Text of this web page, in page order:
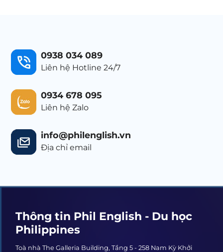
0938 034 089
Liên hệ Hotline 24/7
0934 678 095
Liên hệ Zalo
info@philenglish.vn
Địa chỉ email
Thông tin Phil English - Du học
Philippines
Toà nhà The Galleria Building, Tầng 5 - 258 Nam Kỳ Khởi